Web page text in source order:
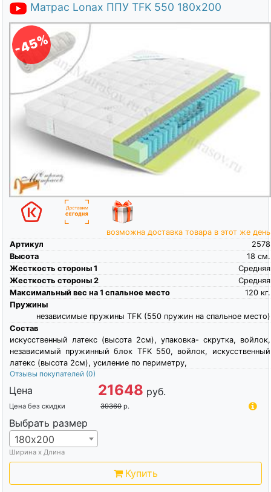
Матрас Lonax ППУ TFK 550 180х200
-45%
возможна доставка товара в этот же день
Артикул
2578
Высота
см.
18
Жесткость стороны 1
Средняя
Жесткость стороны 2
Средняя
Максимальный вес на 1 спальное место
кг.
120
Пружины
независимые пружины TFK (550 пружин на спальное место)
Состав
искусственный латекс (высота 2см), упаковка- скрутка, войлок,
независимый пружинный блок TFK 550, войлок, искусственный
латекс (высота 2см), усиление по периметру,
Отзывы покупателей (0)
Цена 21648 руб.
Цена без скидки 39360 р.
Выбрать размер
180х200
Ширина х Длина
Купить